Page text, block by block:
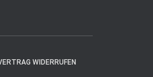
WIDERRUFEN